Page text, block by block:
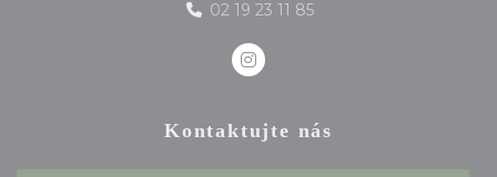
02 19 23 11 85
Instagram ((otevře se v
Kontaktujte nás